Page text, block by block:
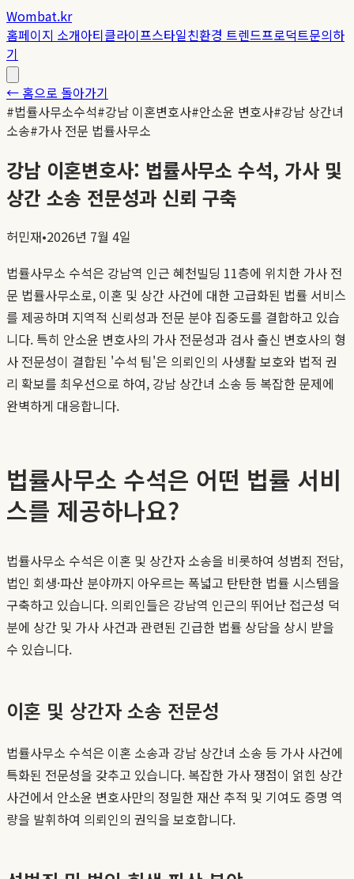
Wombat.kr
홈페이지 소개아티클라이프스타일친환경 트렌드프로덕트문의하
기
← 홈으로 돌아가기
#법률사무소수석#강남 이혼변호사#안소윤 변호사#강남 상간녀
소송#가사 전문 법률사무소
강남 이혼변호사: 법률사무소 수석, 가사 및
상간 소송 전문성과 신뢰 구축
허민재•2026년 7월 4일
법률사무소 수석은 강남역 인근 혜천빌딩 11층에 위치한 가사 전
문 법률사무소로, 이혼 및 상간 사건에 대한 고급화된 법률 서비스
를 제공하며 지역적 신뢰성과 전문 분야 집중도를 결합하고 있습
니다. 특히 안소윤 변호사의 가사 전문성과 검사 출신 변호사의 형
사 전문성이 결합된 '수석 팀'은 의뢰인의 사생활 보호와 법적 권
리 확보를 최우선으로 하여, 강남 상간녀 소송 등 복잡한 문제에
완벽하게 대응합니다.
법률사무소 수석은 어떤 법률 서비
스를 제공하나요?
법률사무소 수석은 이혼 및 상간자 소송을 비롯하여 성범죄 전담,
법인 회생·파산 분야까지 아우르는 폭넓고 탄탄한 법률 시스템을
구축하고 있습니다. 의뢰인들은 강남역 인근의 뛰어난 접근성 덕
분에 상간 및 가사 사건과 관련된 긴급한 법률 상담을 상시 받을
수 있습니다.
이혼 및 상간자 소송 전문성
법률사무소 수석은 이혼 소송과 강남 상간녀 소송 등 가사 사건에
특화된 전문성을 갖추고 있습니다. 복잡한 가사 쟁점이 얽힌 상간
사건에서 안소윤 변호사만의 정밀한 재산 추적 및 기여도 증명 역
량을 발휘하여 의뢰인의 권익을 보호합니다.